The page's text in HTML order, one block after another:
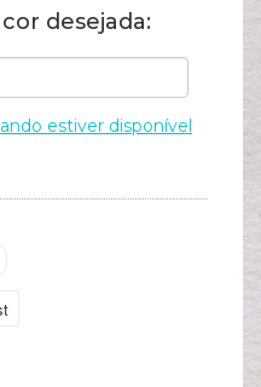
desejada:
estiver disponível